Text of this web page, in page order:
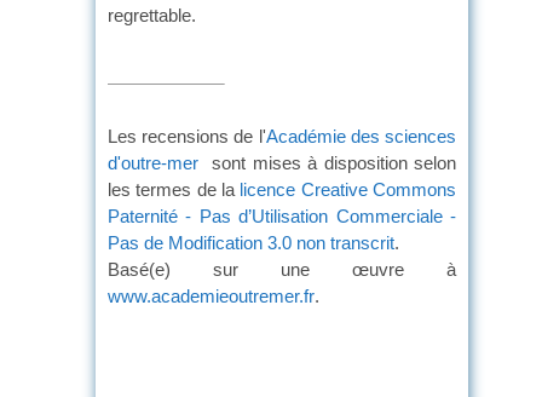
Les recensions de l'Académie des sciences
d'outre-mer sont mises à disposition selon
les termes de la licence Creative Commons
Paternité - Pas d’Utilisation Commerciale -
Pas de Modification 3.0 non transcrit.
Basé(e) sur une œuvre à
www.academieoutremer.fr.